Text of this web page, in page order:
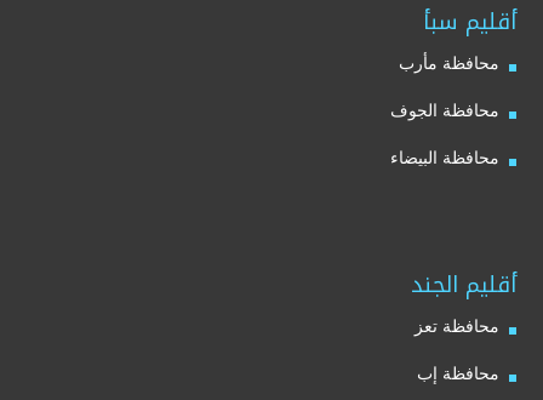
أقليم سبأ
محافظة مأرب
محافظة الجوف
محافظة البيضاء
أقليم الجند
محافظة تعز
محافظة إب